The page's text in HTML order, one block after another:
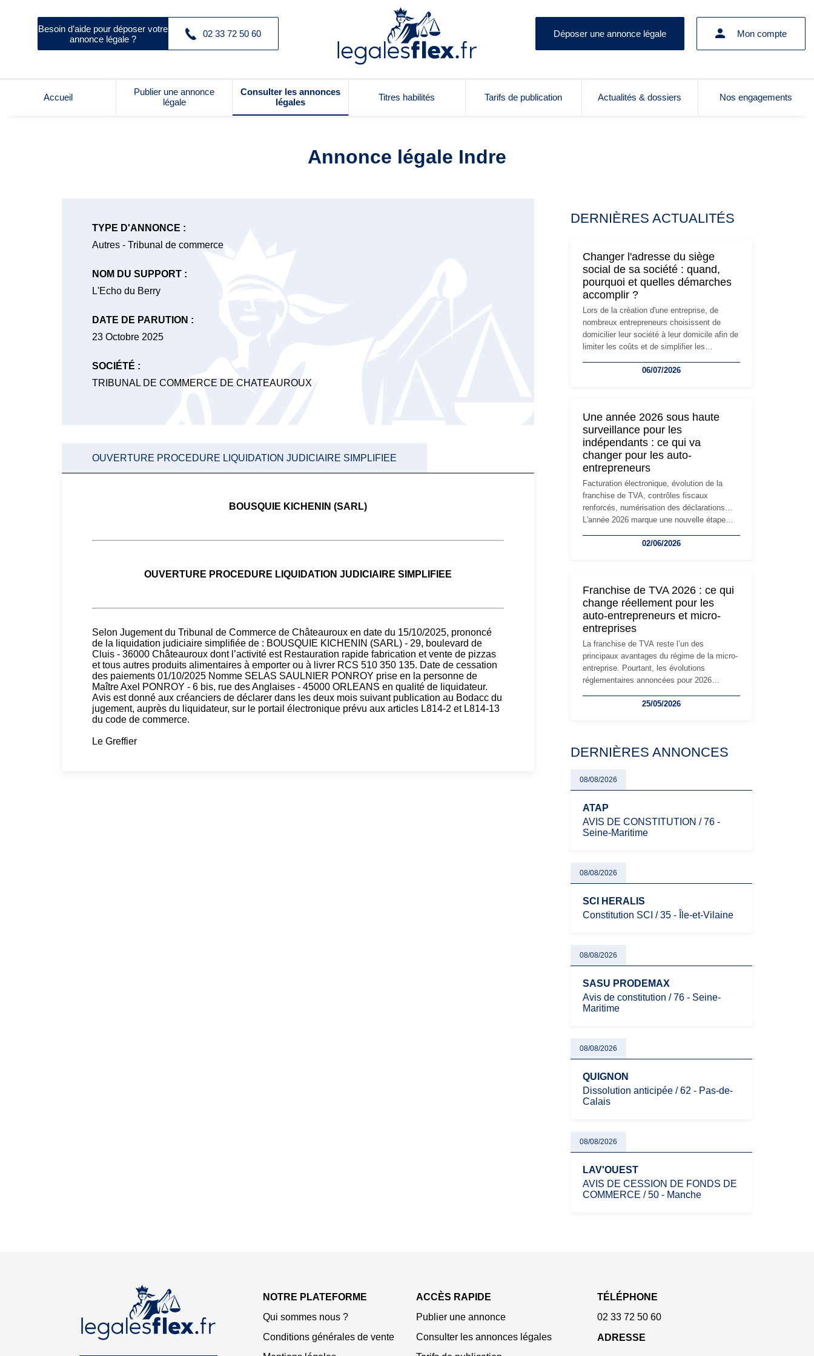
Besoin d’aide pour déposer votre
annonce légale ?
02 33 72 50 60 Déposer une annonce légale Mon compte
Accueil
Publier une annonce
légale
Consulter les annonces
légales
Titres habilités Tarifs de publication Actualités & dossiers Nos engagements
Annonce légale Indre
TYPE D'ANNONCE :
Autres - Tribunal de commerce
NOM DU SUPPORT :
L'Echo du Berry
DATE DE PARUTION :
23 Octobre 2025
SOCIÉTÉ :
TRIBUNAL DE COMMERCE DE CHATEAUROUX
OUVERTURE PROCEDURE LIQUIDATION JUDICIAIRE SIMPLIFIEE
BOUSQUIE KICHENIN (SARL)
OUVERTURE PROCEDURE LIQUIDATION JUDICIAIRE SIMPLIFIEE
Selon Jugement du Tribunal de Commerce de Châteauroux en date du 15/10/2025, prononcé
de la liquidation judiciaire simplifiée de : BOUSQUIE KICHENIN (SARL) - 29, boulevard de
Cluis - 36000 Châteauroux dont l’activité est Restauration rapide fabrication et vente de pizzas
et tous autres produits alimentaires à emporter ou à livrer RCS 510 350 135. Date de cessation
des paiements 01/10/2025 Nomme SELAS SAULNIER PONROY prise en la personne de
Maître Axel PONROY - 6 bis, rue des Anglaises - 45000 ORLEANS en qualité de liquidateur.
Avis est donné aux créanciers de déclarer dans les deux mois suivant publication au Bodacc du
jugement, auprès du liquidateur, sur le portail électronique prévu aux articles L814-2 et L814-13
du code de commerce.
Le Greffier
DERNIÈRES ACTUALITÉS
Changer l'adresse du siège
social de sa société : quand,
pourquoi et quelles démarches
accomplir ?
Lors de la création d'une entreprise, de
nombreux entrepreneurs choisissent de
domicilier leur société à leur domicile afin de
limiter les coûts et de simplifier les
l'activité, cette solution peut rapidement
siège social répond souvent à une nouvelle
étape de la vie de l'entreprise et implique
plusieurs formalités obligatoires.
06/07/2026
Une année 2026 sous haute
surveillance pour les
indépendants : ce qui va
changer pour les auto-
entrepreneurs
Facturation électronique, évolution de la
franchise de TVA, contrôles fiscaux
renforcés, numérisation des déclarations…
L'année 2026 marque une nouvelle étape
travailleurs indépendants. Si le régime de la
réglementaire plus exigeant. Décryptage des
principaux changements et des précautions
à prendre pour éviter les mauvaises
surprises.
02/06/2026
Franchise de TVA 2026 : ce qui
change réellement pour les
auto-entrepreneurs et micro-
entreprises
La franchise de TVA reste l’un des
principaux avantages du régime de la micro-
entreprise. Pourtant, les évolutions
réglementaires annoncées pour 2026
les auto-entrepreneurs, artisans et
évoluent dans un contexte de contrôle
oblige les indépendants à rester
particulièrement vigilants.
25/05/2026
DERNIÈRES ANNONCES
08/08/2026
ATAP
AVIS DE CONSTITUTION / 76 -
Seine-Maritime
08/08/2026
SCI HERALIS
Constitution SCI / 35 - Île-et-Vilaine
08/08/2026
SASU PRODEMAX
Avis de constitution / 76 - Seine-
Maritime
08/08/2026
QUIGNON
Dissolution anticipée / 62 - Pas-de-
Calais
08/08/2026
LAV'OUEST
AVIS DE CESSION DE FONDS DE
COMMERCE / 50 - Manche
NOTRE PLATEFORME
Qui sommes nous ?
Conditions générales de vente
ACCÈS RAPIDE
Publier une annonce
Consulter les annonces légales
TÉLÉPHONE
02 33 72 50 60
ADRESSE